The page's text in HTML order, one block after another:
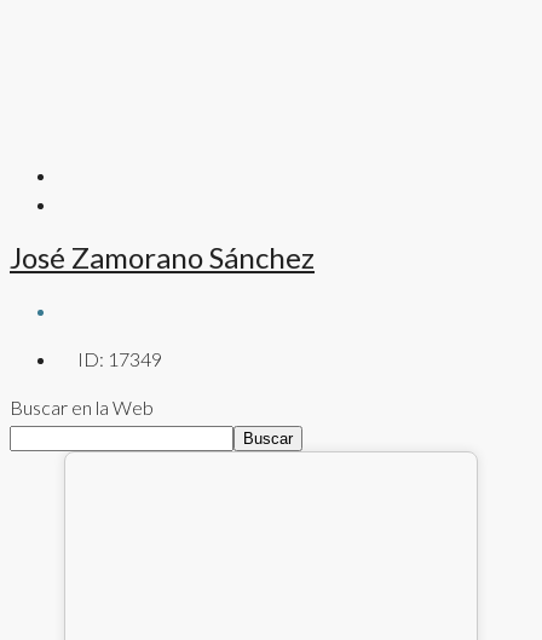
José Zamorano Sánchez
ID: 17349
Buscar en la Web
Buscar